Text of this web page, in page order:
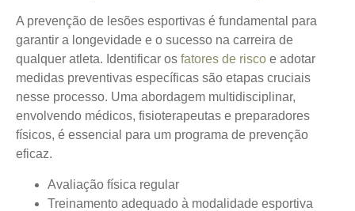
A prevenção de lesões esportivas é fundamental para
garantir a longevidade e o sucesso na carreira de
qualquer atleta. Identificar os fatores de risco e adotar
medidas preventivas específicas são etapas cruciais
nesse processo. Uma abordagem multidisciplinar,
envolvendo médicos, fisioterapeutas e preparadores
físicos, é essencial para um programa de prevenção
eficaz.
Avaliação física regular
Treinamento adequado à modalidade esportiva